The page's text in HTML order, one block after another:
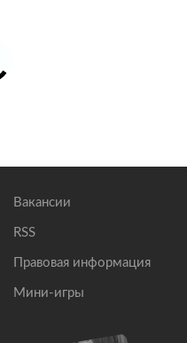
Вакансии
RSS
Правовая информация
Мини-игры